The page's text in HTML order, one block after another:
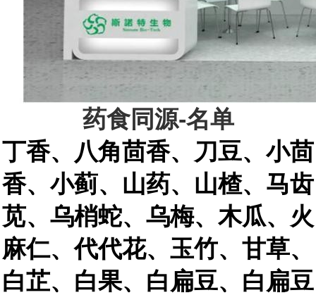
药食同源-名单
丁香、八角茴香、刀豆、小茴
香、小蓟、山药、山楂、马齿
苋、乌梢蛇、乌梅、木瓜、火
麻仁、代代花、玉竹、甘草、
白芷、白果、白扁豆、白扁豆